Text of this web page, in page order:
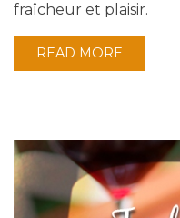
fraîcheur et plaisir.
READ MORE